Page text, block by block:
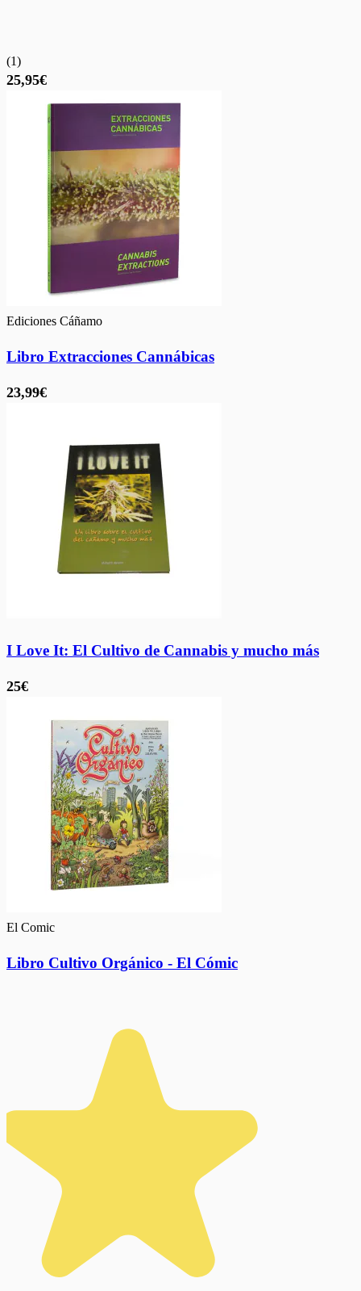
(1)
25,95€
Ediciones Cáñamo
Libro Extracciones Cannábicas
23,99€
I Love It: El Cultivo de Cannabis y mucho más
25€
El Comic
Libro Cultivo Orgánico - El Cómic